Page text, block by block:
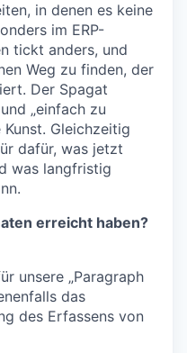
in denen es keine
im ERP-
tickt anders, und
Weg zu finden, der
Der Spagat
„einfach zu
Gleichzeitig
dafür, was jetzt
was langfristig
erreicht haben?
unsere „Paragraph
das
des Erfassens von